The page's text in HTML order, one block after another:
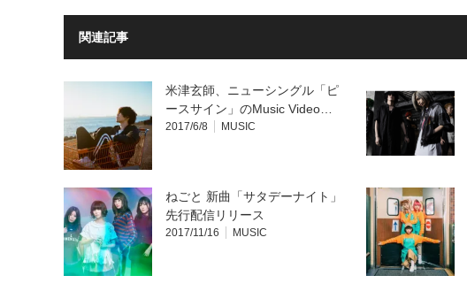
ン
ド
ウ
開
ま
だ
さ
い
し
ウ
ン
ド
ウ
で
開
き
ま
関連記事
米津玄師、ニューシングル「ピ
ースサイン」のMusic Video…
2017/6/8 MUSIC
ねごと 新曲「サタデーナイト」
先行配信リリース
2017/11/16 MUSIC